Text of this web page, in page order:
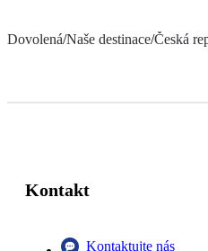
Dovolená/Naše destinace/Česká
Kontakt
Kontaktujte nás